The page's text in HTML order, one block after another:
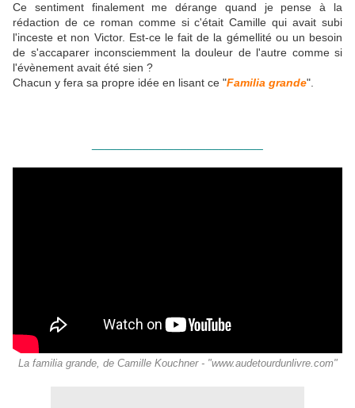
Ce sentiment finalement me dérange quand je pense à la
rédaction de ce roman comme si c'était Camille qui avait subi
l'inceste et non Victor. Est-ce le fait de la gémellité ou un besoin
de s'accaparer inconsciemment la douleur de l'autre comme si
l'évènement avait été sien ?
Chacun y fera sa propre idée en lisant ce "Familia grande".
La familia grande, de Camille Kouchner - "www.audetourdunlivre.com"